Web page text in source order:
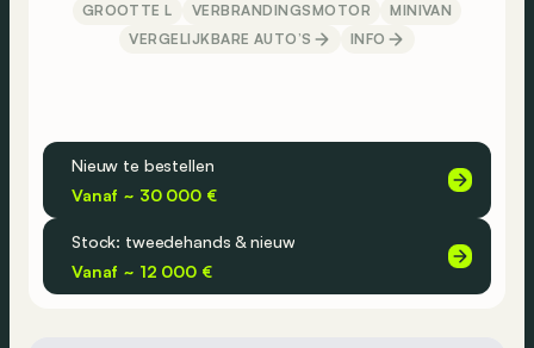
GROOTTE L VERBRANDINGSMOTOR
MINIVAN
VERGELIJKBARE AUTO’S
INFO
Nieuw te bestellen
Vanaf ~ 30 000 €
Stock: tweedehands & nieuw
Vanaf ~ 12 000 €